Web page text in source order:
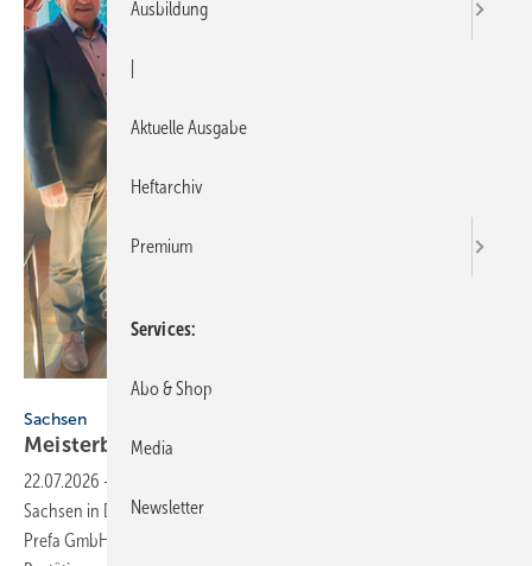
Sachsen
Meisterbonus soll auf 3000 Euro
22.07.2026 -
Sachsen in Döbeln stand ein Fachvortrag zur Vorstellung der Firma
Prefa GmbH auf der Tagesordnung. Weitere Punkte waren die
Ausbildung
Aktuelle Ausgabe
Heftarchiv
Premium
Services
Abo & Shop
Media
Newsletter